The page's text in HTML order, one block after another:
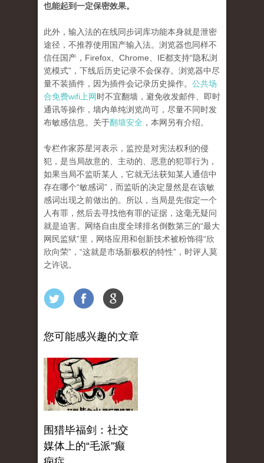
也能起到一定保密效果。
此外，输入法的在线同步词库功能本身就是泄密
途径，不推荐使用国产输入法。浏览器也同样不
信任国产，Firefox、Chrome、IE都支持“隐私浏
览模式”，下线后历史记录不会保存。浏览器中尽
量不装插件，因为插件会记录历史操作。 公共场
合免费wifi上网时不宜翻墙，避免收发邮件、即时
通讯等操作，墙内单纯浏览尚可，尽量不同时发
布敏感信息。关于翻墙安全 ，本网另有介绍。
专栏作家苏星河表示，监控是对宪法权利的侵
犯，是当局故意的、主动的、恶意的犯罪行为，
如果当局不监听某人，它就无法获知某人通信中
存在哪个“敏感词”，而监听的决定显然是在该敏
感词出现之前做出的。所以，当局是先假定一个
人有罪，然后去寻找他有罪的证据，这毫无疑问
就是迫害。网络自由度全球排名倒数第三的“最大
网民监狱”里，网络应用和创新技术被粉饰得“欣
欣向荣”，“这就是市场新极权的特性”，时评人莫
之许说。
您可能感兴趣的文章
围猎毕福剑：社交
媒体上的“毛派”癫